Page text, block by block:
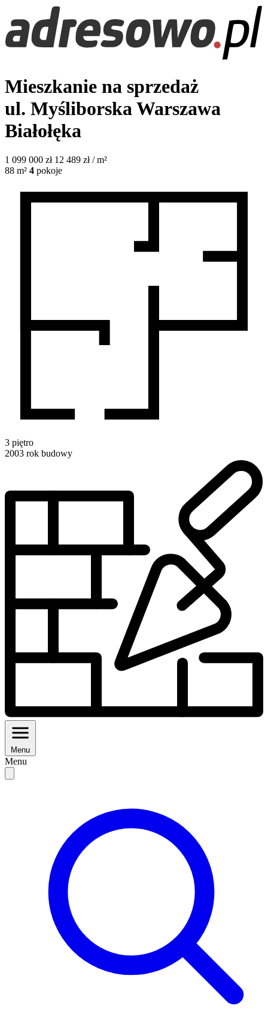
Mieszkanie na sprzedaż
ul. Myśliborska Warszawa
Białołęka
1 099 000 zł 12 489 zł / m²
88 m² 4 pokoje
3 piętro
2003 rok budowy
Menu
Menu